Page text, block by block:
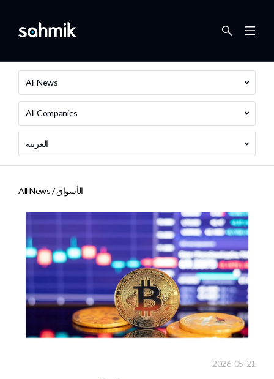
All News
All Companies
العربية
All News /الأسواق
2026-05-21